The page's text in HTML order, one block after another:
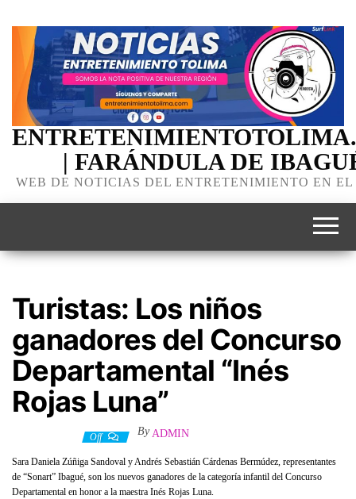
| FARÁNDULA DE
WEB DE NOTICIAS DEL ENTRETENIMIENTO EN
Turistas: Los niños
ganadores del Concurso
Departamental “Inés
Rojas Luna”
Off By ADMIN
Sara Daniela Zúñiga Sandoval y Andrés Sebastián Cárdenas Bermúdez, representantes
de “Sonart” Ibagué, son los nuevos ganadores de la categoría infantil del Concurso
Departamental en honor a la maestra Inés Rojas Luna.